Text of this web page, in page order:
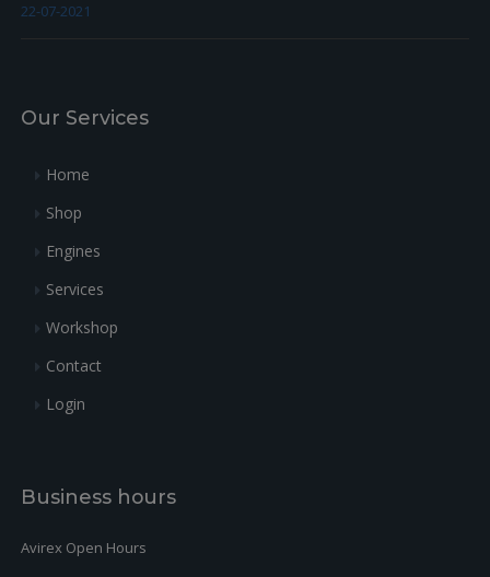
22-07-2021
Our Services
Home
Shop
Engines
Services
Workshop
Contact
Login
Business hours
Avirex Open Hours